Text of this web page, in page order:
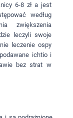
6-8 zł a jest
według
zwiększenia
leczyli swoje
leczenie ospy
ichtio i
bez strat w